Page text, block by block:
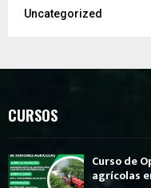
Uncategorized
CURSOS
Curso de
agrícolas